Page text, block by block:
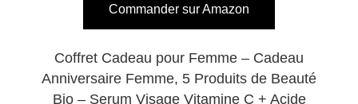
Commander sur Amazon
Coffret Cadeau pour Femme – Cadeau
Anniversaire Femme, 5 Produits de Beauté
Bio – Serum Visage Vitamine C + Acide